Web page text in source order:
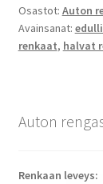
Osastot: Auton
Avainsanat:
renkaat, halvat
Auton
Renkaan leveys: